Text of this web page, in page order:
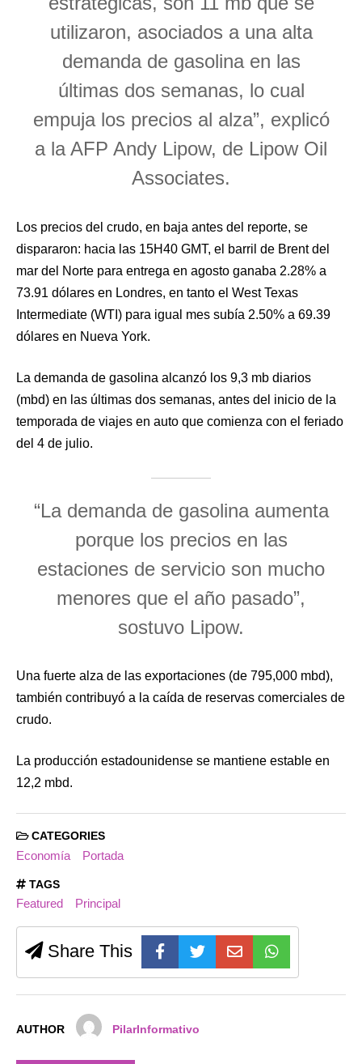
utilizaron, asociados a una alta
demanda de gasolina en las
últimas dos semanas, lo cual
empuja los precios al alza”, explicó
a la AFP Andy Lipow, de Lipow Oil
Associates.
Los precios del crudo, en baja antes del reporte, se
dispararon: hacia las 15H40 GMT, el barril de Brent del
mar del Norte para entrega en agosto ganaba 2.28% a
73.91 dólares en Londres, en tanto el West Texas
Intermediate (WTI) para igual mes subía 2.50% a 69.39
dólares en Nueva York.
La demanda de gasolina alcanzó los 9,3 mb diarios
(mbd) en las últimas dos semanas, antes del inicio de la
temporada de viajes en auto que comienza con el feriado
del 4 de julio.
“La demanda de gasolina aumenta
porque los precios en las
estaciones de servicio son mucho
menores que el año pasado”,
sostuvo Lipow.
Una fuerte alza de las exportaciones (de 795,000 mbd),
también contribuyó a la caída de reservas comerciales de
crudo.
La producción estadounidense se mantiene estable en
12,2 mbd.
CATEGORIES
Economía Portada
TAGS
Featured Principal
Share This
AUTHOR PilarInformativo